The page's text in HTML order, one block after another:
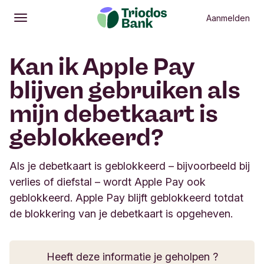
Openen
Hoofdmenu Aanmelden
Kan ik Apple Pay
blijven gebruiken als
mijn debetkaart is
geblokkeerd?
Als je debetkaart is geblokkeerd – bijvoorbeeld bij
verlies of diefstal – wordt Apple Pay ook
geblokkeerd. Apple Pay blijft geblokkeerd totdat
de blokkering van je debetkaart is opgeheven.
Heeft deze informatie je geholpen ?